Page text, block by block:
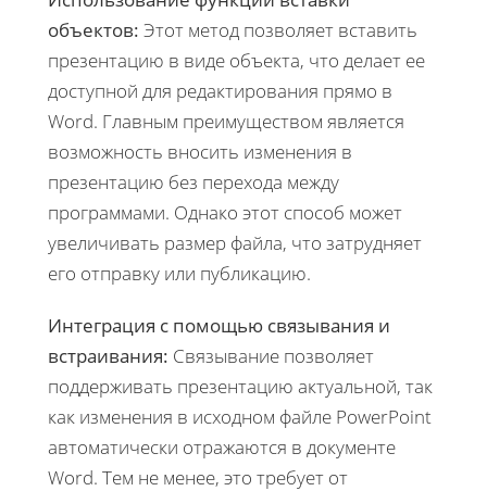
объектов: Этот метод позволяет вставить
презентацию в виде объекта, что делает ее
доступной для редактирования прямо в
Word. Главным преимуществом является
возможность вносить изменения в
презентацию без перехода между
программами. Однако этот способ может
увеличивать размер файла, что затрудняет
его отправку или публикацию.
Интеграция с помощью связывания и
встраивания: Связывание позволяет
поддерживать презентацию актуальной, так
как изменения в исходном файле PowerPoint
автоматически отражаются в документе
Word. Тем не менее, это требует от